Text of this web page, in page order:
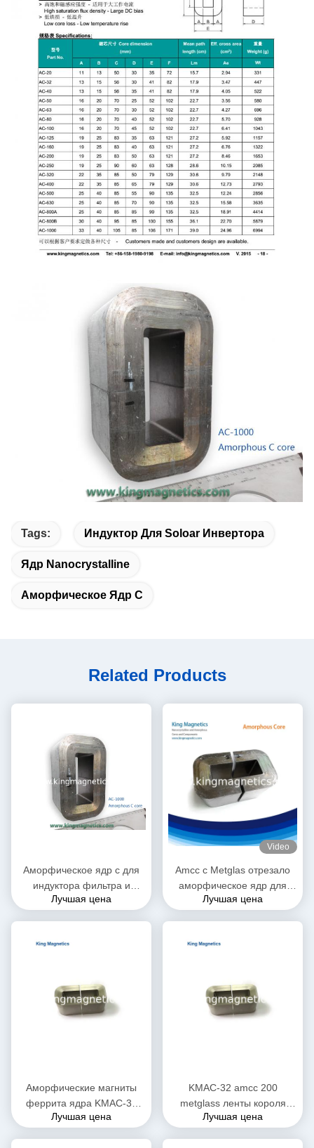
Tags: Индуктор Для Soloar Инвертора
Ядр Nanocrystalline
Аморфическое Ядр C
Related Products
Аморфическое ядр c для
индуктора фильтра и
дросселя PFC сделанных
Лучшая цена
Video
Amcc c Metglas отрезало
аморфическое ядр для
высокочастотного и аудио
Лучшая цена
Аморфические магниты
феррита ядра KMAC-32
для высокой плотности
Лучшая цена
KMAC-32 amcc 200
metglass ленты короля
Magnetics ядр не-Кристл
Лучшая цена